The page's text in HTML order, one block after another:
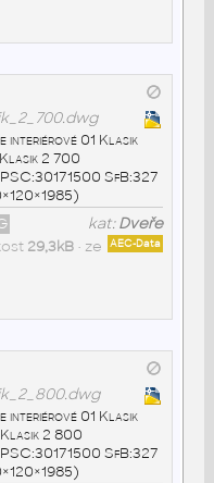
interiérové 01 Klasik
2 700
SfB:327
kat:Dveře
AEC-Data
29,3kB• ze
interiérové 01 Klasik
2 800
SfB:327